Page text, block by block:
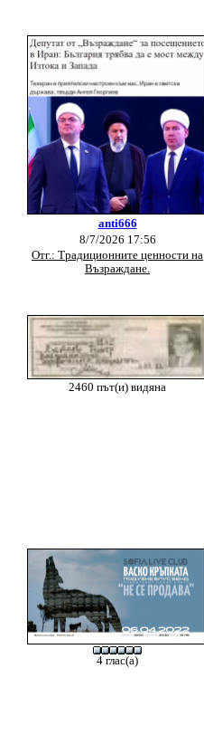
anti666
8/7/2026 17:56
Отг.: Традиционните ценности на
Възраждане.
2460 път(и) видяна
4 глас(а)